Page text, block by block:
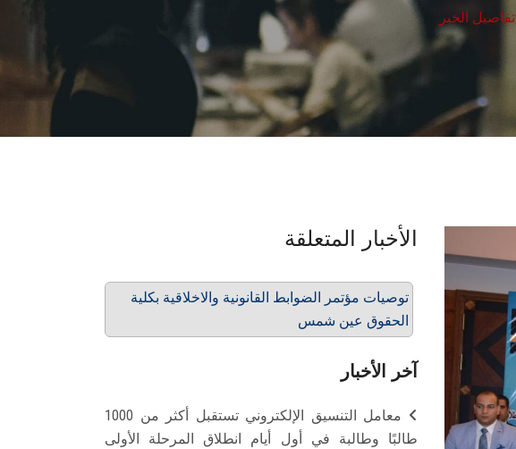
تفاصيل الخبر
الأخبار المتعلقة
توصيات مؤتمر الضوابط القانونية والاخلاقية بكلية
الحقوق عين شمس
آخر الأخبار
معامل التنسيق الإلكتروني تستقبل أكثر من 1000
طالبًا وطالبة في أول أيام انطلاق المرحلة الأولى